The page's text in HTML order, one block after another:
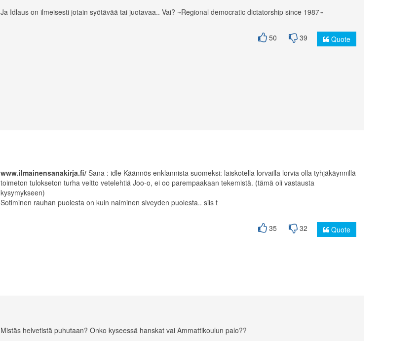
Ja Idlaus on ilmeisesti jotain syötävää tai juotavaa.. Vai? ~Regional democratic dictatorship since 1987~
50 39 Quote
www.ilmainensanakirja.fi/ Sana : idle Käännös enklannista suomeksi: laiskotella lorvailla lorvia olla tyhjäkäynnillä
toimeton tulokseton turha veltto vetelehtiä Joo-o, ei oo parempaakaan tekemistä. (tämä oli vastausta
kysymykseen)
Sotiminen rauhan puolesta on kuin naiminen siveyden puolesta.. siis t
35 32 Quote
Mistäs helvetistä puhutaan? Onko kyseessä hanskat vai Ammattikoulun palo??